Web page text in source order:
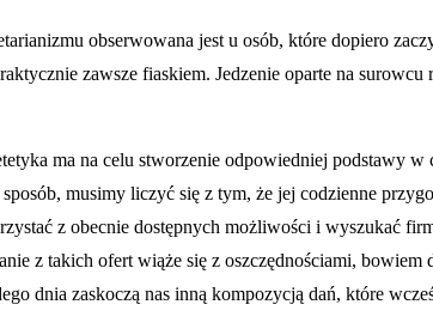
obserwowana jest u osób, które dopiero
zawsze fiaskiem. Jedzenie oparte na
ma na celu stworzenie odpowiedniej podstawy
sposób, musimy liczyć się z tym, że jej codzienne
z obecnie dostępnych możliwości i wyszukać
z takich ofert wiąże się z oszczędnościami,
dnia zaskoczą nas inną kompozycją dań, które